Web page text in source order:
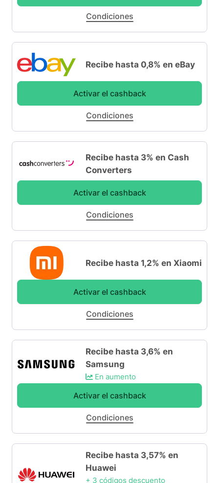
Condiciones
Recibe hasta 0,8% en eBay
Activar el cashback
Condiciones
Recibe hasta 3% en Cash
Converters
Activar el cashback
Condiciones
Recibe hasta 1,2% en Xiaomi
Activar el cashback
Condiciones
Recibe hasta 3,6% en
Samsung
En aumento
Activar el cashback
Condiciones
Recibe hasta 3,57% en
Huawei
+ 3 códigos descuento